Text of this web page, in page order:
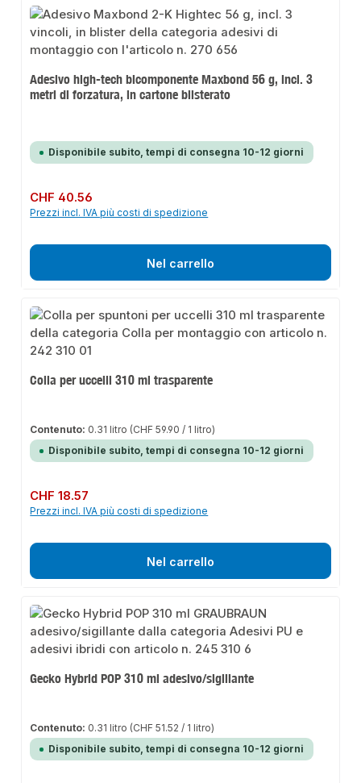
Adesivo high-tech bicomponente Maxbond 56 g, incl. 3
metri di forzatura, in cartone blisterato
Disponibile subito, tempi di consegna 10-12 giorni
Prezzo normale:
CHF 40.56
Prezzi incl. IVA più costi di spedizione
Nel carrello
Colla per uccelli 310 ml trasparente
Contenuto: 0.31 litro (CHF 59.90 / 1 litro)
Disponibile subito, tempi di consegna 10-12 giorni
Prezzo normale:
CHF 18.57
Prezzi incl. IVA più costi di spedizione
Nel carrello
Gecko Hybrid POP 310 ml adesivo/sigillante
Contenuto: 0.31 litro (CHF 51.52 / 1 litro)
Disponibile subito, tempi di consegna 10-12 giorni